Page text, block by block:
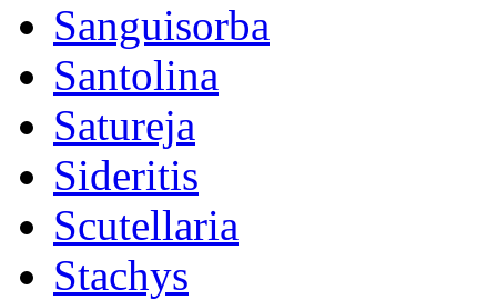
Sanguisorba
Santolina
Satureja
Sideritis
Scutellaria
Stachys